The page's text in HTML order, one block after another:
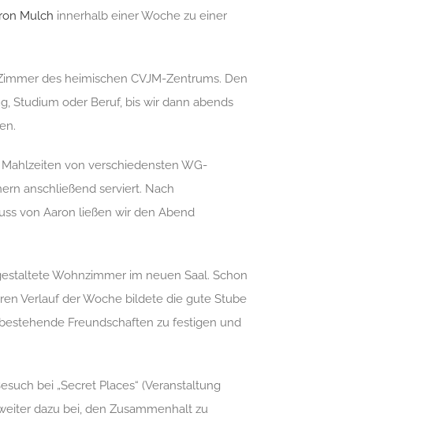
Mulch innerhalb einer Woche zu einer
des heimischen CVJM-Zentrums. Den
Studium oder Beruf, bis wir dann abends
von verschiedensten WG-
anschließend serviert. Nach
von Aaron ließen wir den Abend
Wohnzimmer im neuen Saal. Schon
Verlauf der Woche bildete die gute Stube
Freundschaften zu festigen und
bei „Secret Places“ (Veranstaltung
dazu bei, den Zusammenhalt zu